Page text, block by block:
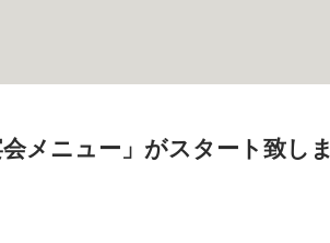
メニュー」がスタート致しま